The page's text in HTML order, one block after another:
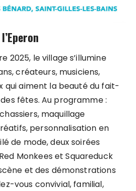
2025, le village s’illumine
créateurs, musiciens,
qui aiment la beauté du fait-
fêtes. Au programme :
maquillage
personnalisation en
de mode, deux soirées
Monkees et Squareduck
et des démonstrations
vous convivial, familial,